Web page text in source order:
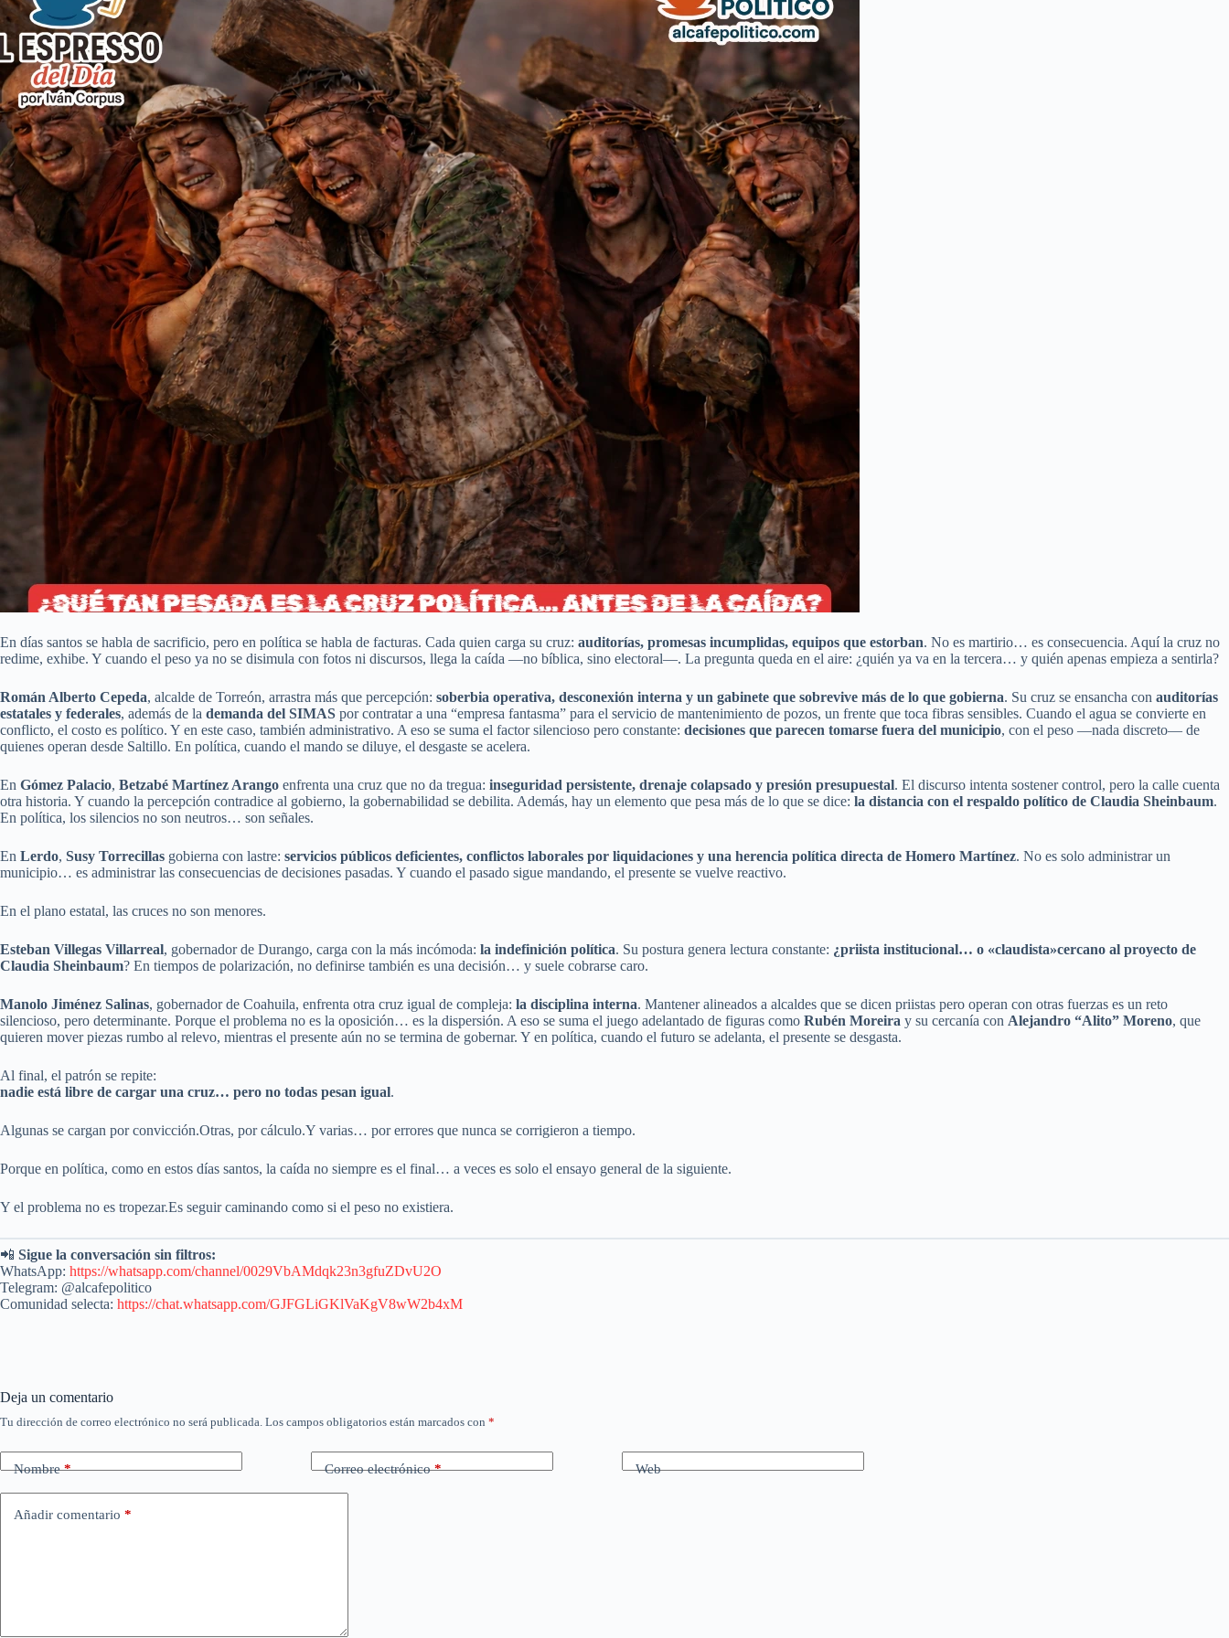
En días santos se habla de sacrificio, pero en política se habla de facturas. Cada quien carga su cruz: auditorías, promesas incumplidas, equipos que estorban. No es martirio… es consecuencia. Aquí la cruz no
redime, exhibe. Y cuando el peso ya no se disimula con fotos ni discursos, llega la caída —no bíblica, sino electoral—. La pregunta queda en el aire: ¿quién ya va en la tercera… y quién apenas empieza a sentirla?
Román Alberto Cepeda, alcalde de Torreón, arrastra más que percepción: soberbia operativa, desconexión interna y un gabinete que sobrevive más de lo que gobierna. Su cruz se ensancha con auditorías
estatales y federales, además de la demanda del SIMAS por contratar a una “empresa fantasma” para el servicio de mantenimiento de pozos, un frente que toca fibras sensibles. Cuando el agua se convierte en
conflicto, el costo es político. Y en este caso, también administrativo. A eso se suma el factor silencioso pero constante: decisiones que parecen tomarse fuera del municipio, con el peso —nada discreto— de
quienes operan desde Saltillo. En política, cuando el mando se diluye, el desgaste se acelera.
En Gómez Palacio, Betzabé Martínez Arango enfrenta una cruz que no da tregua: inseguridad persistente, drenaje colapsado y presión presupuestal. El discurso intenta sostener control, pero la calle cuenta
otra historia. Y cuando la percepción contradice al gobierno, la gobernabilidad se debilita. Además, hay un elemento que pesa más de lo que se dice: la distancia con el respaldo político de Claudia Sheinbaum.
En política, los silencios no son neutros… son señales.
En Lerdo, Susy Torrecillas gobierna con lastre: servicios públicos deficientes, conflictos laborales por liquidaciones y una herencia política directa de Homero Martínez. No es solo administrar un
municipio… es administrar las consecuencias de decisiones pasadas. Y cuando el pasado sigue mandando, el presente se vuelve reactivo.
En el plano estatal, las cruces no son menores.
Esteban Villegas Villarreal, gobernador de Durango, carga con la más incómoda: la indefinición política. Su postura genera lectura constante: ¿priista institucional… o «claudista»cercano al proyecto de
Claudia Sheinbaum? En tiempos de polarización, no definirse también es una decisión… y suele cobrarse caro.
Manolo Jiménez Salinas, gobernador de Coahuila, enfrenta otra cruz igual de compleja: la disciplina interna. Mantener alineados a alcaldes que se dicen priistas pero operan con otras fuerzas es un reto
silencioso, pero determinante. Porque el problema no es la oposición… es la dispersión. A eso se suma el juego adelantado de figuras como Rubén Moreira y su cercanía con Alejandro “Alito” Moreno, que
quieren mover piezas rumbo al relevo, mientras el presente aún no se termina de gobernar. Y en política, cuando el futuro se adelanta, el presente se desgasta.
Al final, el patrón se repite:
nadie está libre de cargar una cruz… pero no todas pesan igual.
Algunas se cargan por convicción.Otras, por cálculo.Y varias… por errores que nunca se corrigieron a tiempo.
Porque en política, como en estos días santos, la caída no siempre es el final… a veces es solo el ensayo general de la siguiente.
Y el problema no es tropezar.Es seguir caminando como si el peso no existiera.
📲 Sigue la conversación sin filtros:
WhatsApp: https://whatsapp.com/channel/0029VbAMdqk23n3gfuZDvU2O
Telegram: @alcafepolitico
Comunidad selecta: https://chat.whatsapp.com/GJFGLiGKlVaKgV8wW2b4xM
Deja un comentario
Tu dirección de correo electrónico no será publicada. Los campos obligatorios están marcados con *
Nombre* Correo electrónico* Web
Añadir comentario *